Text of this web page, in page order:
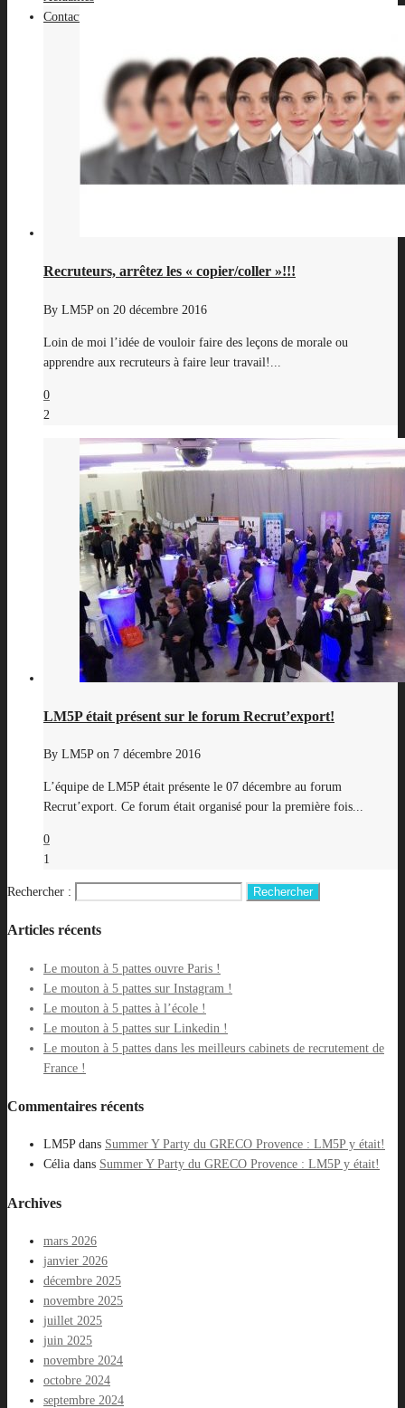
Contact
Recruteurs, arrêtez les « copier/coller »!!!
By LM5Pon 20 décembre 2016
Loin de moi l’idée de vouloir faire des leçons de morale ou
apprendre aux recruteurs à faire leur travail!...
0
2
LM5P était présent sur le forum Recrut’export!
By LM5Pon 7 décembre 2016
L’équipe de LM5P était présente le 07 décembre au forum
Recrut’export. Ce forum était organisé pour la première fois...
0
1
Rechercher :
Articles récents
Le mouton à 5 pattes ouvre Paris !
Le mouton à 5 pattes sur Instagram !
Le mouton à 5 pattes à l’école !
Le mouton à 5 pattes sur Linkedin !
Le mouton à 5 pattes dans les meilleurs cabinets de recrutement de
France !
Commentaires récents
LM5Pdans Summer Y Party du GRECO Provence : LM5P y était!
Célia dans Summer Y Party du GRECO Provence : LM5P y était!
Archives
mars 2026
janvier 2026
décembre 2025
novembre 2025
juillet 2025
juin 2025
novembre 2024
octobre 2024
septembre 2024